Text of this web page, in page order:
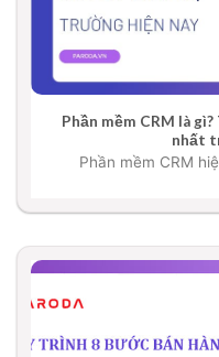
Phần mềm CRM là
nhất
Phần mềm CRM